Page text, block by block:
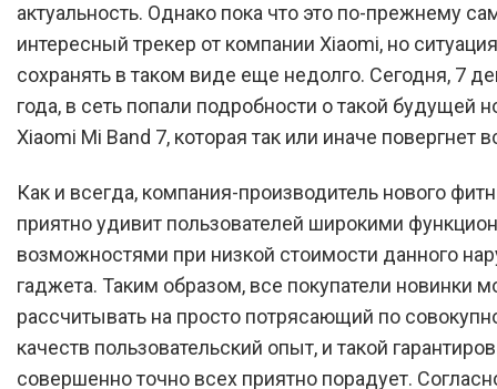
актуальность. Однако пока что это по-прежнему
интересный трекер от компании Xiaomi, но
сохранять в таком виде еще недолго. Сегодня, 7
года, в сеть попали подробности о такой будущей
Xiaomi Mi Band 7, которая так или иначе повергнет
Как и всегда, компания-производитель нового
приятно удивит пользователей широкими
возможностями при низкой стоимости данного
гаджета. Таким образом, все покупатели новинки
рассчитывать на просто потрясающий по
качеств пользовательский опыт, и такой
совершенно точно всех приятно порадует.